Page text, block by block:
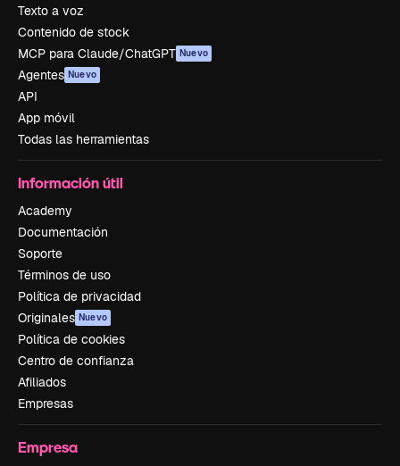
Texto a voz
Contenido de stock
MCP para Claude/ChatGPT Nuevo
Agentes Nuevo
API
App móvil
Todas las herramientas
Información útil
Academy
Documentación
Soporte
Términos de uso
Política de privacidad
Originales Nuevo
Política de cookies
Centro de confianza
Afiliados
Empresas
Empresa